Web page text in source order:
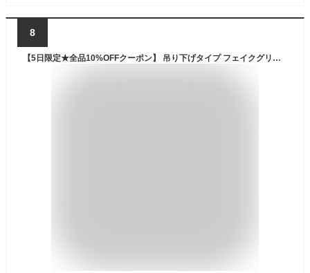
8
【5日限定★全品10%OFFクーポン】 吊り下げタイプ フェイクグリーン ミカヅキネックレス 【送料無料】 観葉植物 造花 ハンギング おしゃれ 小さい インテリア 屋内 室内